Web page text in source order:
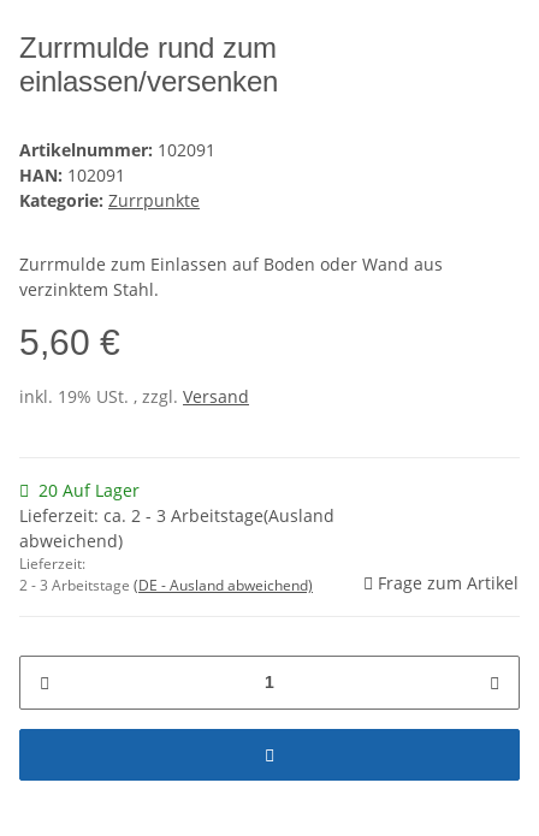
Zurrmulde rund zum
einlassen/versenken
Artikelnummer: 102091
HAN: 102091
Kategorie: Zurrpunkte
Zurrmulde zum Einlassen auf Boden oder Wand aus
verzinktem Stahl.
5,60 €
inkl. 19% USt. , zzgl. Versand
20 Auf Lager
Lieferzeit: ca. 2 - 3 Arbeitstage(Ausland
abweichend)
Lieferzeit:
2 - 3 Arbeitstage (DE - Ausland abweichend) Frage zum Artikel